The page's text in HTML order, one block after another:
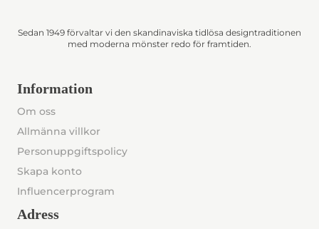
Sedan 1949 förvaltar vi den skandinaviska tidlösa designtraditionen
med moderna mönster redo för framtiden.
Information
Om oss
Allmänna villkor
Personuppgiftspolicy
Skapa konto
Influencerprogram
Adress